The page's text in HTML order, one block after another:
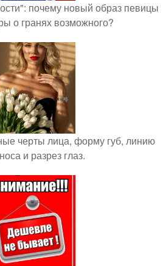
почему новый образ певицы
о гранях возможного?
черты лица, форму губ, линию
и разрез глаз.